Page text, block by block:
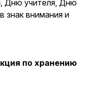
Дню учителя, Дню
знак внимания и
по хранению